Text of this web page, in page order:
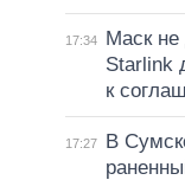
17:34
Маск не
Starlink
к
17:27
В